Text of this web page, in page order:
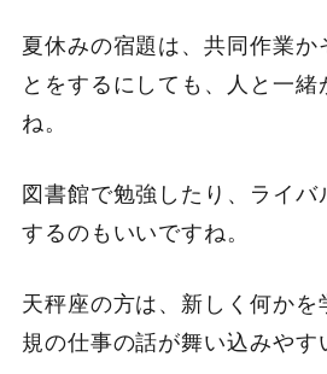
夏休みの宿題は、共同作業か
とをするにしても、人と一緒
ね。
図書館で勉強したり、ライ
するのもいいですね。
天秤座の方は、新しく何か
規の仕事の話が舞い込みやす